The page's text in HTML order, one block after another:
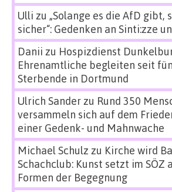
Ulli zu „Solange es die AfD gibt,
sicher“: Gedenken an Sinti:zze
Danii zu Hospizdienst
Ehrenamtliche begleiten seit
Sterbende in Dortmund
Ulrich Sanderzu Rund 350
versammeln sich auf dem
einer Gedenk- und Mahnwache
Michael Schulz zu Kirche wird
Schachclub: Kunst setzt im SÖZ
Formen der Begegnung